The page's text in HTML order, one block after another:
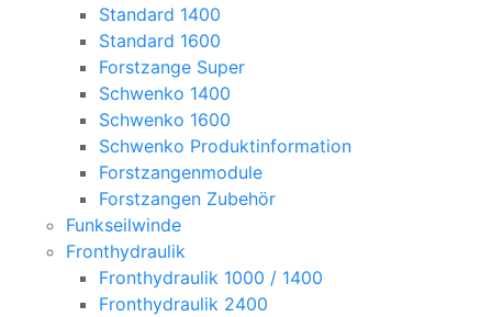
Standard 1400
Standard 1600
Forstzange Super
Schwenko 1400
Schwenko 1600
Schwenko Produktinformation
Forstzangenmodule
Forstzangen Zubehör
Funkseilwinde
Fronthydraulik
Fronthydraulik 1000 / 1400
Fronthydraulik 2400